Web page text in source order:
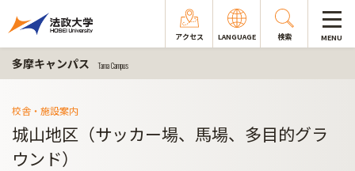
アクセス LANGUAGE 検索 MENU
多摩キャンパス Tama Campus
校舎・施設案内
城山地区（サッカー場、馬場、多目的グラ
ウンド）